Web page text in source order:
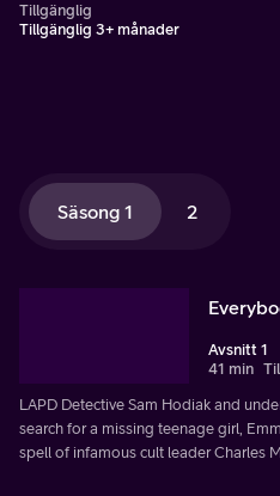
Tillgänglig
Tillgänglig 3+ månader
Säsong 1 2
Avsnitt 1
41 min
LAPD Detective Sam Hodiak and
search for a missing teenage girl,
spell of infamous cult leader Charles